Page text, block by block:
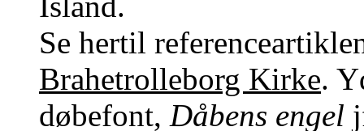
Se hertil
Brahetrolleborg Kirke.
døbefont, Dåbens engel